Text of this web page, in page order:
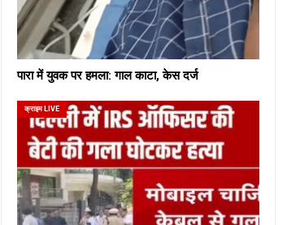
पारा में युवक पर हमला: गाल काटा, केस दर्ज
क्राइम LIVE